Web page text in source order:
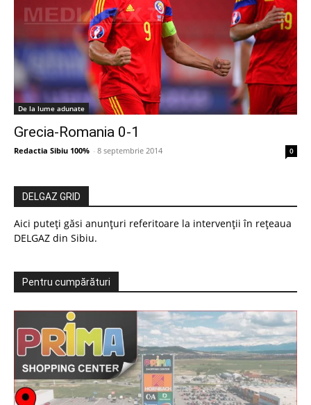
De la lume adunate
Grecia-Romania 0-1
Redactia Sibiu 100% - 8 septembrie 2014 0
DELGAZ GRID
Aici puteți găsi anunțuri referitoare la intervenții în rețeaua
DELGAZ din Sibiu.
Pentru cumpărături